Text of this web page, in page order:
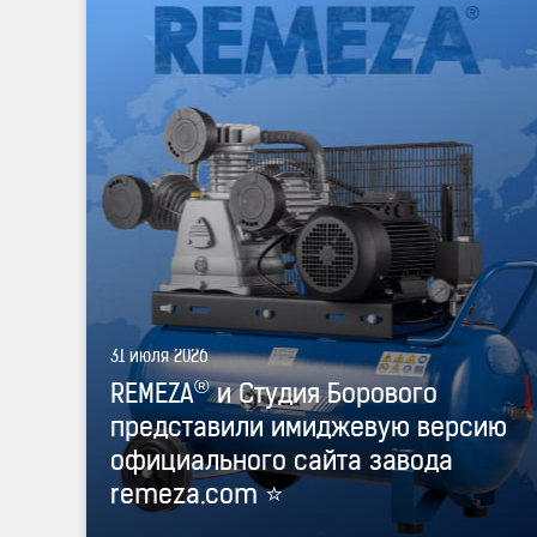
версию официального сайта завода remeza.com ⭐"
title="REMEZA
и Студия Борового представили
имиджевую версию официального сайта завода
remeza.com ⭐" />
31 июля 2026
REMEZA®и Студия Борового
представили имиджевую версию
официального сайта завода
remeza.com ⭐